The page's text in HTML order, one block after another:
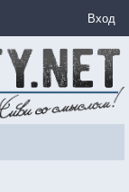
Вход